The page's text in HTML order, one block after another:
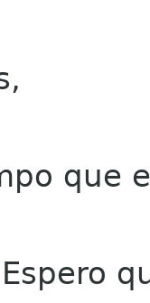
que